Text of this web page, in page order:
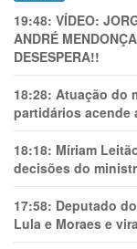
19:48: VÍDEO:
ANDRÉ
DESESPERA!!
18:28: Atuação do
partidários acende
18:18: Míriam
decisões do
17:58: Deputado
Lula e Moraes e